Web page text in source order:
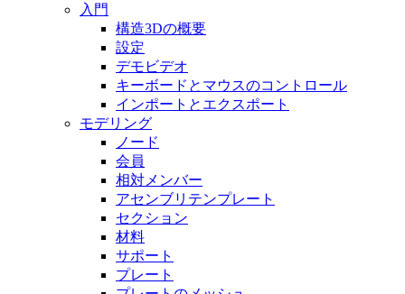
入門
構造3Dの概要
設定
デモビデオ
キーボードとマウスのコントロール
インポートとエクスポート
モデリング
ノード
会員
相対メンバー
アセンブリテンプレート
セクション
材料
サポート
プレート